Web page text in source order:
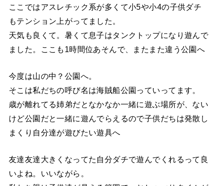
ここではアスレチック系が多くて小5や小4の子供ダチ
もテンション上がってました。
天気も良くて。暑くて息子はタンクトップになり遊んで
ました。ここも1時間位あそんで、またまた違う公園へ
今度は山の中？公園へ。
そこは私だちの呼び名は海賊船公園っていってます。
歳が離れてる姉弟だとなかなか一緒に遊ぶ場所が、ない
けど公園だと一緒に遊んでらえるので子供だちは発散し
まくり自分達が遊びたい遊具へ
友達友達大きくなってた自分ダチで遊んでくれるって良
いよね。いいながら。